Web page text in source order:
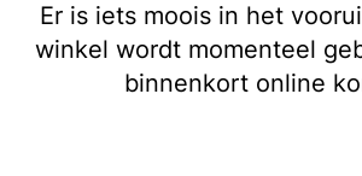
Er is iets moois in het
winkel wordt momenteel
binnenkort online